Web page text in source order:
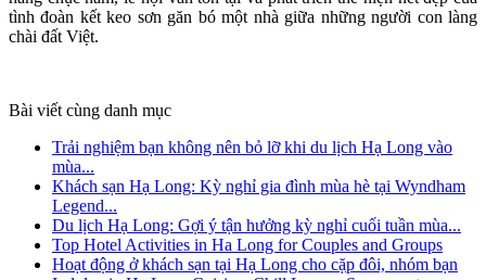
tình đoàn kết keo sơn găn bó một nhà giữa những người con làng
chài đất Việt.
Bài viết cùng danh mục
Trải nghiệm bạn không nên bỏ lỡ khi du lịch Hạ Long vào
mùa...
Khách sạn Hạ Long: Kỳ nghỉ gia đình mùa hè tại Wyndham
Legend...
Du lịch Hạ Long: Gợi ý tận hưởng kỳ nghỉ cuối tuần mùa...
Top Hotel Activities in Ha Long for Couples and Groups
Hoạt động ở khách sạn tại Hạ Long cho cặp đôi, nhóm bạn